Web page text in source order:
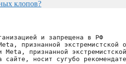
клопов?
и запрещена в РФ
признанной экстремистской
признанной
носит сугубо